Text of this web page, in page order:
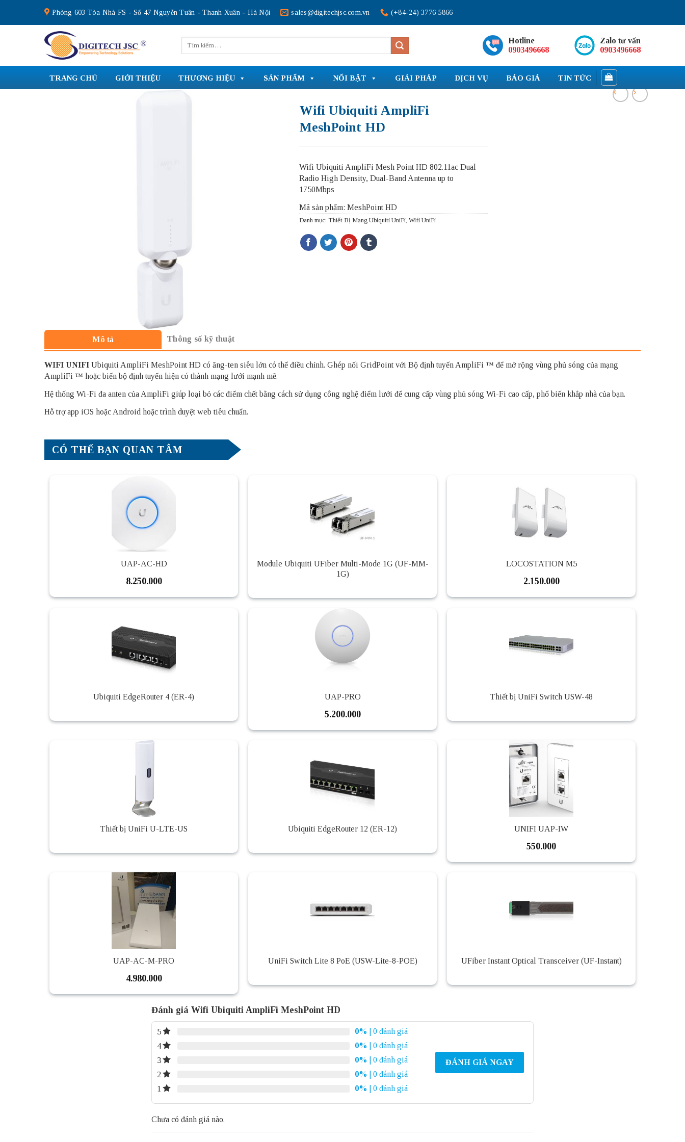
content
Phòng 603 Tòa Nhà FS - Số 47 Nguyễn Tuân - Thanh Xuân - Hà Nội sales@digitechjsc.com.vn (+84-24) 3776 5866
kiếm:
Hotline
0903496668
Zalo tư vấn
0903496668
TRANG CHỦ GIỚI THIỆU THƯƠNG HIỆU SẢN PHẨM NỔI BẬT GIẢI PHÁP DỊCH VỤ BÁO GIÁ TIN TỨC
Wifi Ubiquiti AmpliFi
MeshPoint HD
Wifi Ubiquiti AmpliFi Mesh Point HD 802.11ac Dual
Radio High Density, Dual-Band Antenna up to
1750Mbps
Mã sản phẩm: MeshPoint HD
Danh mục: Thiết Bị Mạng Ubiquiti UniFi, Wifi UniFi
Mô tả Thông số kỹ thuật
WIFI UNIFI Ubiquiti AmpliFi MeshPoint HD có ăng-ten siêu lớn có thể điều chỉnh. Ghép nối GridPoint với Bộ định tuyến AmpliFi ™ để mở rộng vùng phủ sóng của mạng
AmpliFi ™ hoặc biến bộ định tuyến hiện có thành mạng lưới mạnh mẽ.
Hệ thống Wi-Fi đa anten của AmpliFi giúp loại bỏ các điểm chết bằng cách sử dụng công nghệ điểm lưới để cung cấp vùng phủ sóng Wi-Fi cao cấp, phổ biến khắp nhà của bạn.
Hỗ trợ app iOS hoặc Android hoặc trình duyệt web tiêu chuẩn.
CÓ THỂ BẠN QUAN TÂM
UAP-AC-HD
8.250.000
Module Ubiquiti UFiber Multi-Mode 1G (UF-MM-
1G)
LOCOSTATION M5
2.150.000
Ubiquiti EdgeRouter 4 (ER-4) UAP-PRO
5.200.000
Thiết bị UniFi Switch USW-48
Thiết bị UniFi U-LTE-US Ubiquiti EdgeRouter 12 (ER-12) UNIFI UAP-IW
550.000
UAP-AC-M-PRO
4.980.000
UniFi Switch Lite 8 PoE (USW-Lite-8-POE) UFiber Instant Optical Transceiver (UF-Instant)
Đánh giá Wifi Ubiquiti AmpliFi MeshPoint HD
5 0%
| 0 đánh giá
4
0%
| 0 đánh giá
3
0%
| 0 đánh giá
2
0%
| 0 đánh giá
1
0% | 0 đánh giá
ĐÁNH GIÁ NGAY
Chưa có đánh giá nào.